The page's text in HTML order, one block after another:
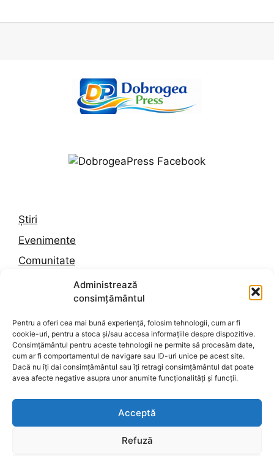
Administrează
consimțământul
Pentru a oferi cea mai bună experiență, folosim tehnologii, cum ar fi
cookie-uri, pentru a stoca și/sau accesa informațiile despre dispozitive.
Consimțământul pentru aceste tehnologii ne permite să procesăm date,
cum ar fi comportamentul de navigare sau ID-uri unice pe acest site.
Dacă nu îți dai consimțământul sau îți retragi consimțământul dat poate
avea afecte negative asupra unor anumite funcționalități și funcții.
Acceptă
Refuză
Știri
Evenimente
Comunitate
Vremea în Constanța
Despre noi
Contact
Politica de confidențialitate
Termeni și condiții
Politica de cookies